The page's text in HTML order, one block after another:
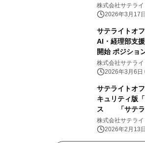
策や訓練まで
サービス名：
株式会社サテラ
2026年3月17
サテライトオ
AI・経理部支
開始 ポジショ
し決算品質向
速・向上、監
株式会社サテラ
2026年3月6日
サテライトオ
キュリティ版
ス 「サテラ
ア・レントゲ
ルパケットキ
り、既存防御
株式会社サテラ
2026年2月13